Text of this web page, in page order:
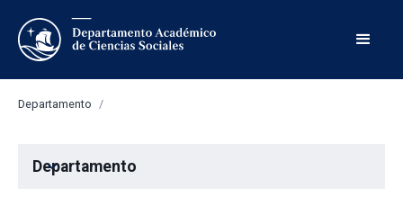
Departamento /
Departamento
expand_more